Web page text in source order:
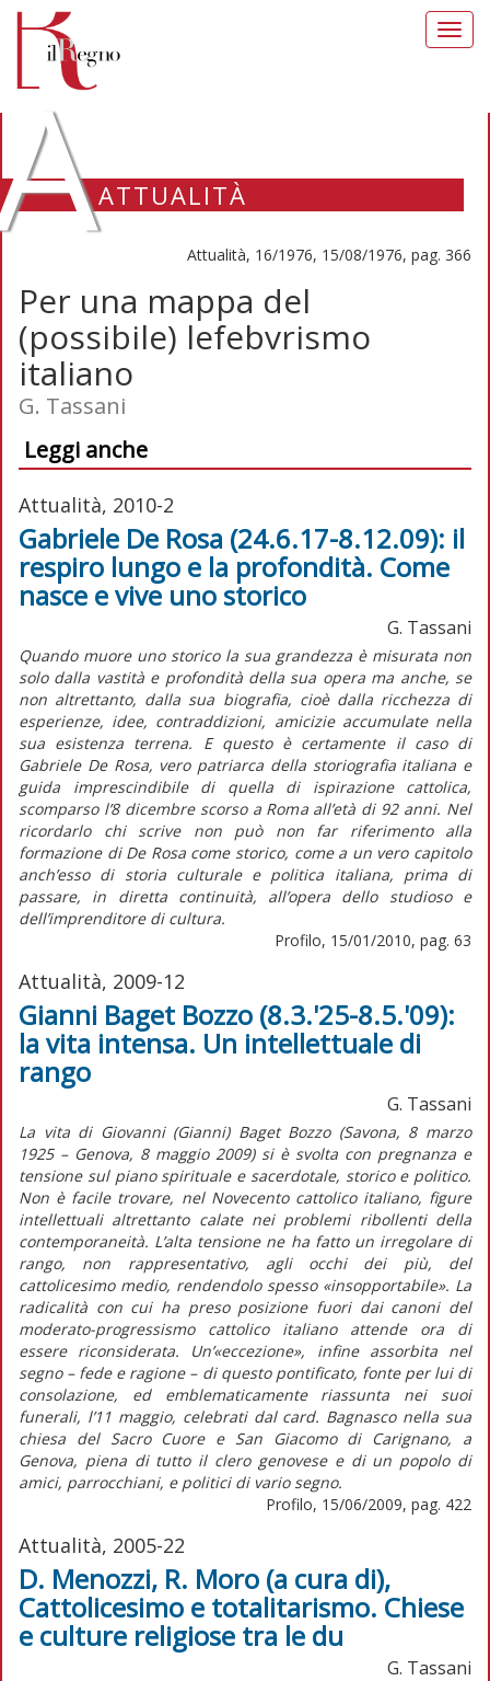
ATTUALITÀ
Attualità, 16/1976, 15/08/1976, pag. 366
Per una mappa del
(possibile) lefebvrismo
italiano
G. Tassani
Leggi anche
Attualità, 2010-2
Gabriele De Rosa (24.6.17-8.12.09): il
respiro lungo e la profondità. Come
nasce e vive uno storico
G. Tassani
Quando muore uno storico la sua grandezza è misurata non
solo dalla vastità e profondità della sua opera ma anche, se
non altrettanto, dalla sua biografia, cioè dalla ricchezza di
esperienze, idee, contraddizioni, amicizie accumulate nella
sua esistenza terrena. E questo è certamente il caso di
Gabriele De Rosa, vero patriarca della storiografia italiana e
guida imprescindibile di quella di ispirazione cattolica,
scomparso l’8 dicembre scorso a Roma all’età di 92 anni. Nel
ricordarlo chi scrive non può non far riferimento alla
formazione di De Rosa come storico, come a un vero capitolo
anch’esso di storia culturale e politica italiana, prima di
passare, in diretta continuità, all’opera dello studioso e
dell’imprenditore di cultura.
Profilo, 15/01/2010, pag. 63
Attualità, 2009-12
Gianni Baget Bozzo (8.3.'25-8.5.'09):
la vita intensa. Un intellettuale di
rango
G. Tassani
La vita di Giovanni (Gianni) Baget Bozzo (Savona, 8 marzo
1925 – Genova, 8 maggio 2009) si è svolta con pregnanza e
tensione sul piano spirituale e sacerdotale, storico e politico.
Non è facile trovare, nel Novecento cattolico italiano, figure
intellettuali altrettanto calate nei problemi ribollenti della
contemporaneità. L’alta tensione ne ha fatto un irregolare di
rango, non rappresentativo, agli occhi dei più, del
cattolicesimo medio, rendendolo spesso «insopportabile». La
radicalità con cui ha preso posizione fuori dai canoni del
moderato-progressismo cattolico italiano attende ora di
essere riconsiderata. Un’«eccezione», infine assorbita nel
segno – fede e ragione – di questo pontificato, fonte per lui di
consolazione, ed emblematicamente riassunta nei suoi
funerali, l’11 maggio, celebrati dal card. Bagnasco nella sua
chiesa del Sacro Cuore e San Giacomo di Carignano, a
Genova, piena di tutto il clero genovese e di un popolo di
amici, parrocchiani, e politici di vario segno.
Profilo, 15/06/2009, pag. 422
Attualità, 2005-22
D. Menozzi, R. Moro (a cura di),
Cattolicesimo e totalitarismo. Chiese
e culture religiose tra le du
G. Tassani